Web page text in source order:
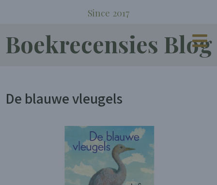
Since 2017
Boekrecensies Blog
De blauwe vleugels